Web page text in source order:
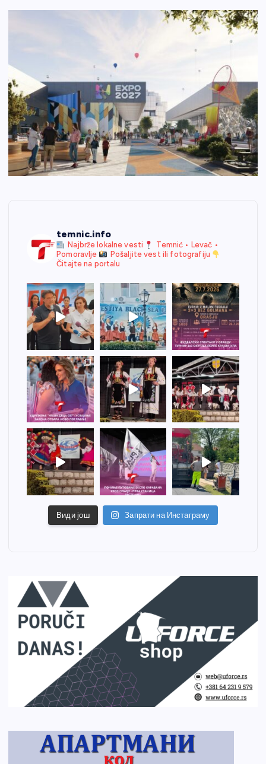
temnic.info
Najbrže lokalne vesti
Temnić • Levač •
Pomoravlje
Pošaljite vest ili fotografiju
Čitajte na portalu
Види још Запрати на Инстаграму